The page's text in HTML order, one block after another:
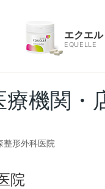
エクエル
EQUELLE
療機関・
整形外科医院
院